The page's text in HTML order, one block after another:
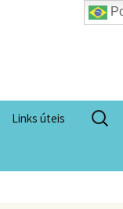
Links úteis
por: